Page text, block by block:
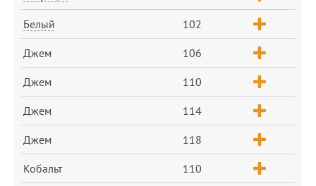
Белый 102
Джем 106
Джем 110
Джем 114
Джем 118
Кобальт 110